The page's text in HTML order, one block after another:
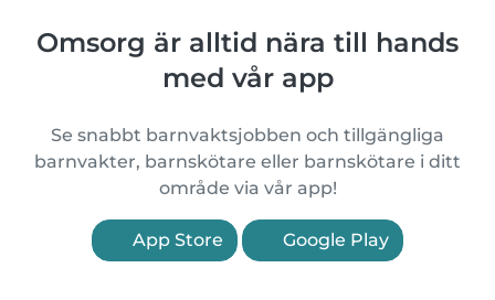
Omsorg är alltid nära till hands
med vår app
Se snabbt barnvaktsjobben och tillgängliga
barnvakter, barnskötare eller barnskötare i ditt
område via vår app!
App Store Google Play